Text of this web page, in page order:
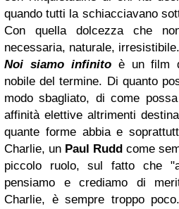
quando tutti la schiacciavano
Con quella dolcezza che
necessaria, naturale, irresistibile.
Noi siamo infinitoè un film
nobile del termine. Di quanto
modo sbagliato, di come
affinità elettive altrimenti
quante forme abbia e
Charlie, un Paul Rudd come
piccolo ruolo, sul fatto che
pensiamo e crediamo di
Charlie, è sempre troppo